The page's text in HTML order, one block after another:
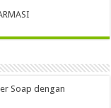
Soap dengan